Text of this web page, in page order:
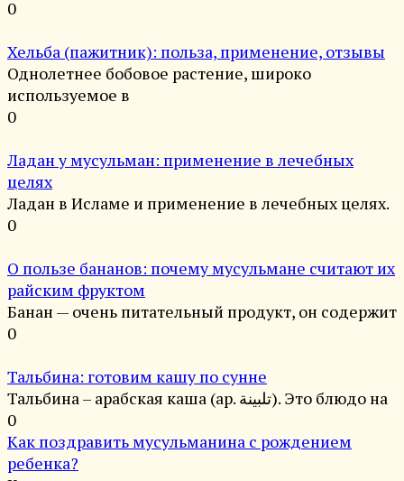
0
Хельба (пажитник): польза, применение, отзывы
Однолетнее бобовое растение, широко
используемое в
0
Ладан у мусульман: применение в лечебных
целях
Ладан в Исламе и применение в лечебных целях.
0
О пользе бананов: почему мусульмане считают их
райским фруктом
Банан — очень питательный продукт, он содержит
0
Тальбина: готовим кашу по сунне
Тальбина – арабская каша (ар. تلبينة). Это блюдо на
0
Как поздравить мусульманина с рождением
ребенка?